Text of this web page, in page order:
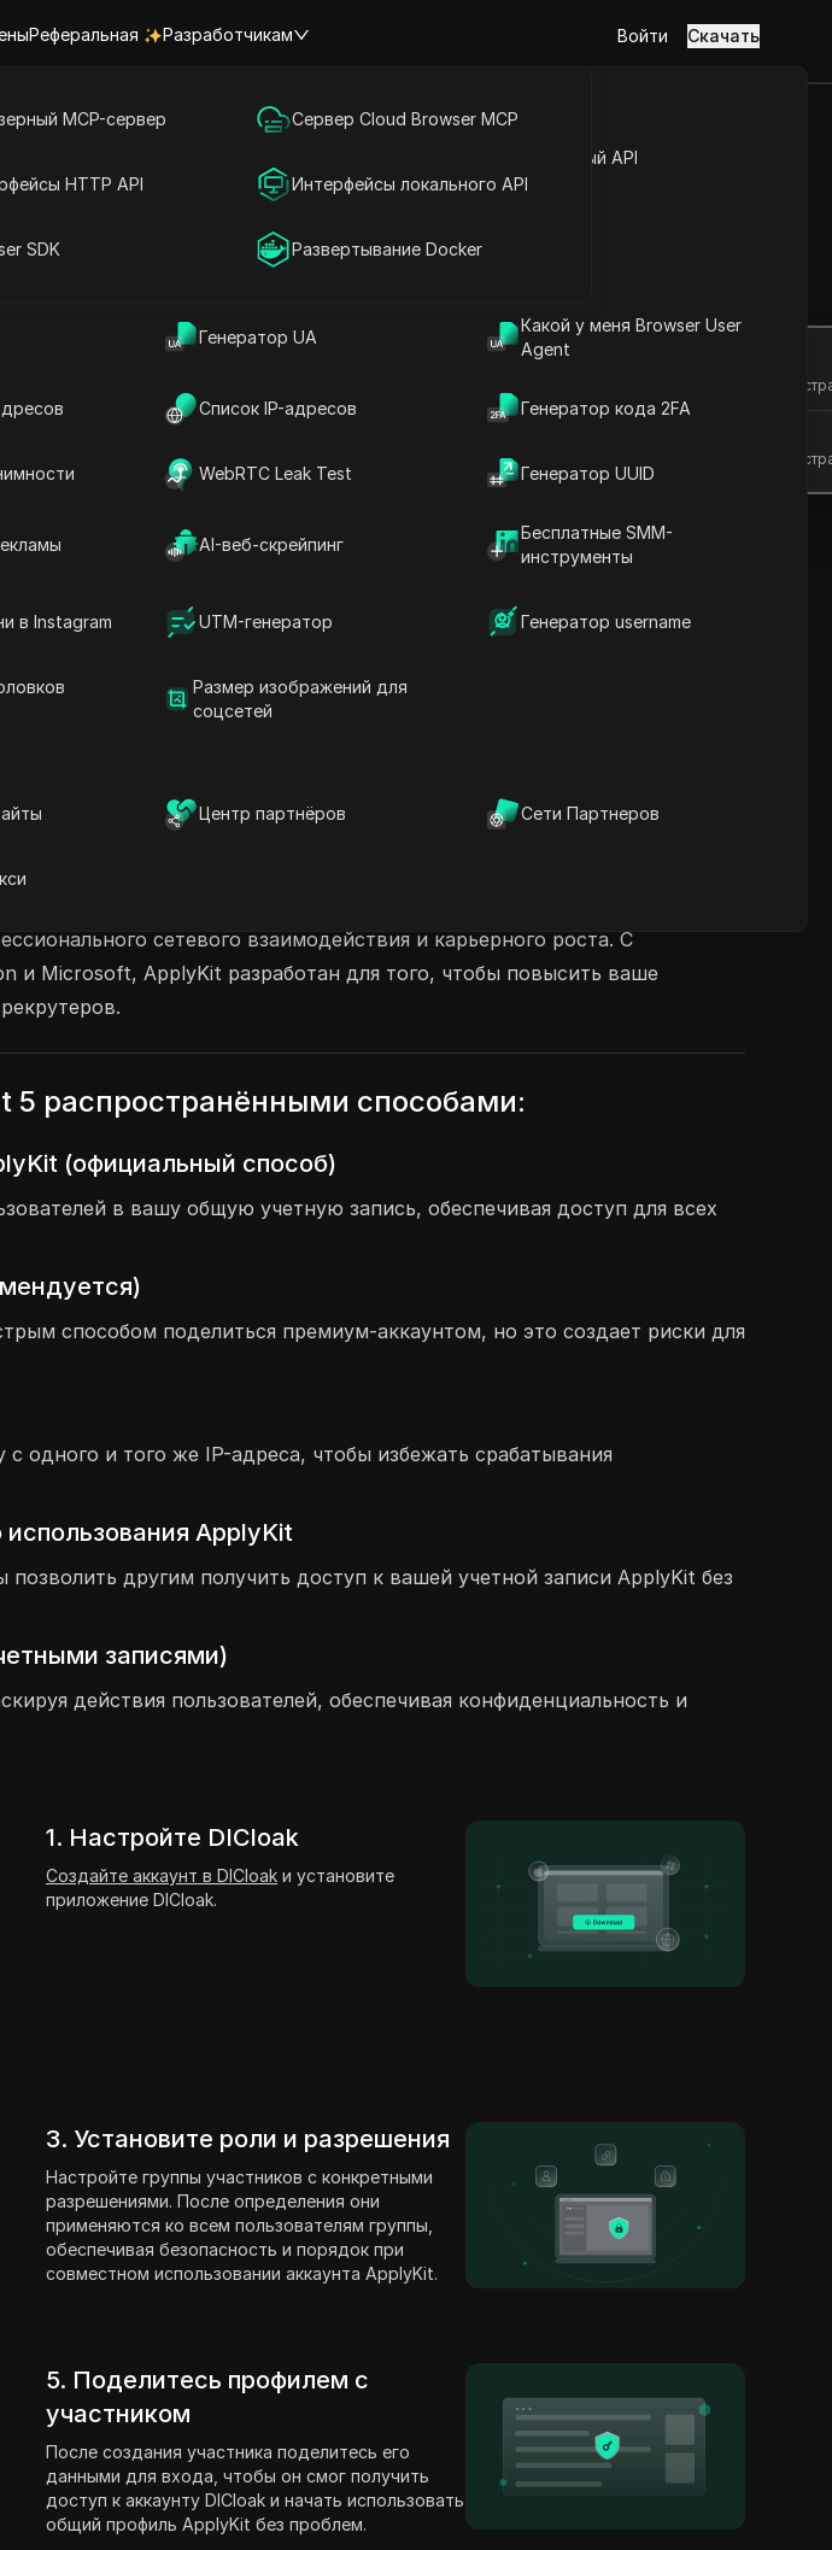
в социальных сетях
к аккаунту
Открытый API
Генератор UA
Какой у меня Browser User
Agent
Список IP-адресов Генератор кода 2FA
WebRTC Leak Test Генератор UUID
AI-веб-скрейпинг
Бесплатные SMM-
инструменты
в Instagram UTM-генератор Генератор username
Размер изображений для
соцсетей
Центр партнёров Сети Партнеров
Реферальная Разработчикам
MCP-сервер Сервер Cloud Browser MCP
HTTP API Интерфейсы локального API
SDK Развертывание Docker
Войти Скачать
ApplyKit с лёгкостью
месяц
и годовыми ($95.00)
позволяя
на работу без
ваших
сегодня и
Задайте вопросы об этой
Задайте вопросы об этой
профилей LinkedIn и упрощении подачи заявок на работу. Она
требованиям ATS, генерирует сопроводительные письма и
сетевого взаимодействия и карьерного роста. С
и Microsoft, ApplyKit разработан для того, чтобы повысить ваше
5 распространёнными способами:
(официальный способ)
в вашу общую учетную запись, обеспечивая доступ для всех
способом поделиться премиум-аккаунтом, но это создает риски для
одного и того же IP-адреса, чтобы избежать срабатывания
ApplyKit
другим получить доступ к вашей учетной записи ApplyKit без
записями)
действия пользователей, обеспечивая конфиденциальность и
1. Настройте DICloak
Создайте аккаунт в DICloak и установите
приложение DICloak.
3. Установите роли и разрешения
Настройте группы участников с конкретными
разрешениями. После определения они
применяются ко всем пользователям группы,
обеспечивая безопасность и порядок при
совместном использовании аккаунта ApplyKit.
5. Поделитесь профилем с
участником
После создания участника поделитесь его
данными для входа, чтобы он смог получить
доступ к аккаунту DICloak и начать использовать
общий профиль ApplyKit без проблем.